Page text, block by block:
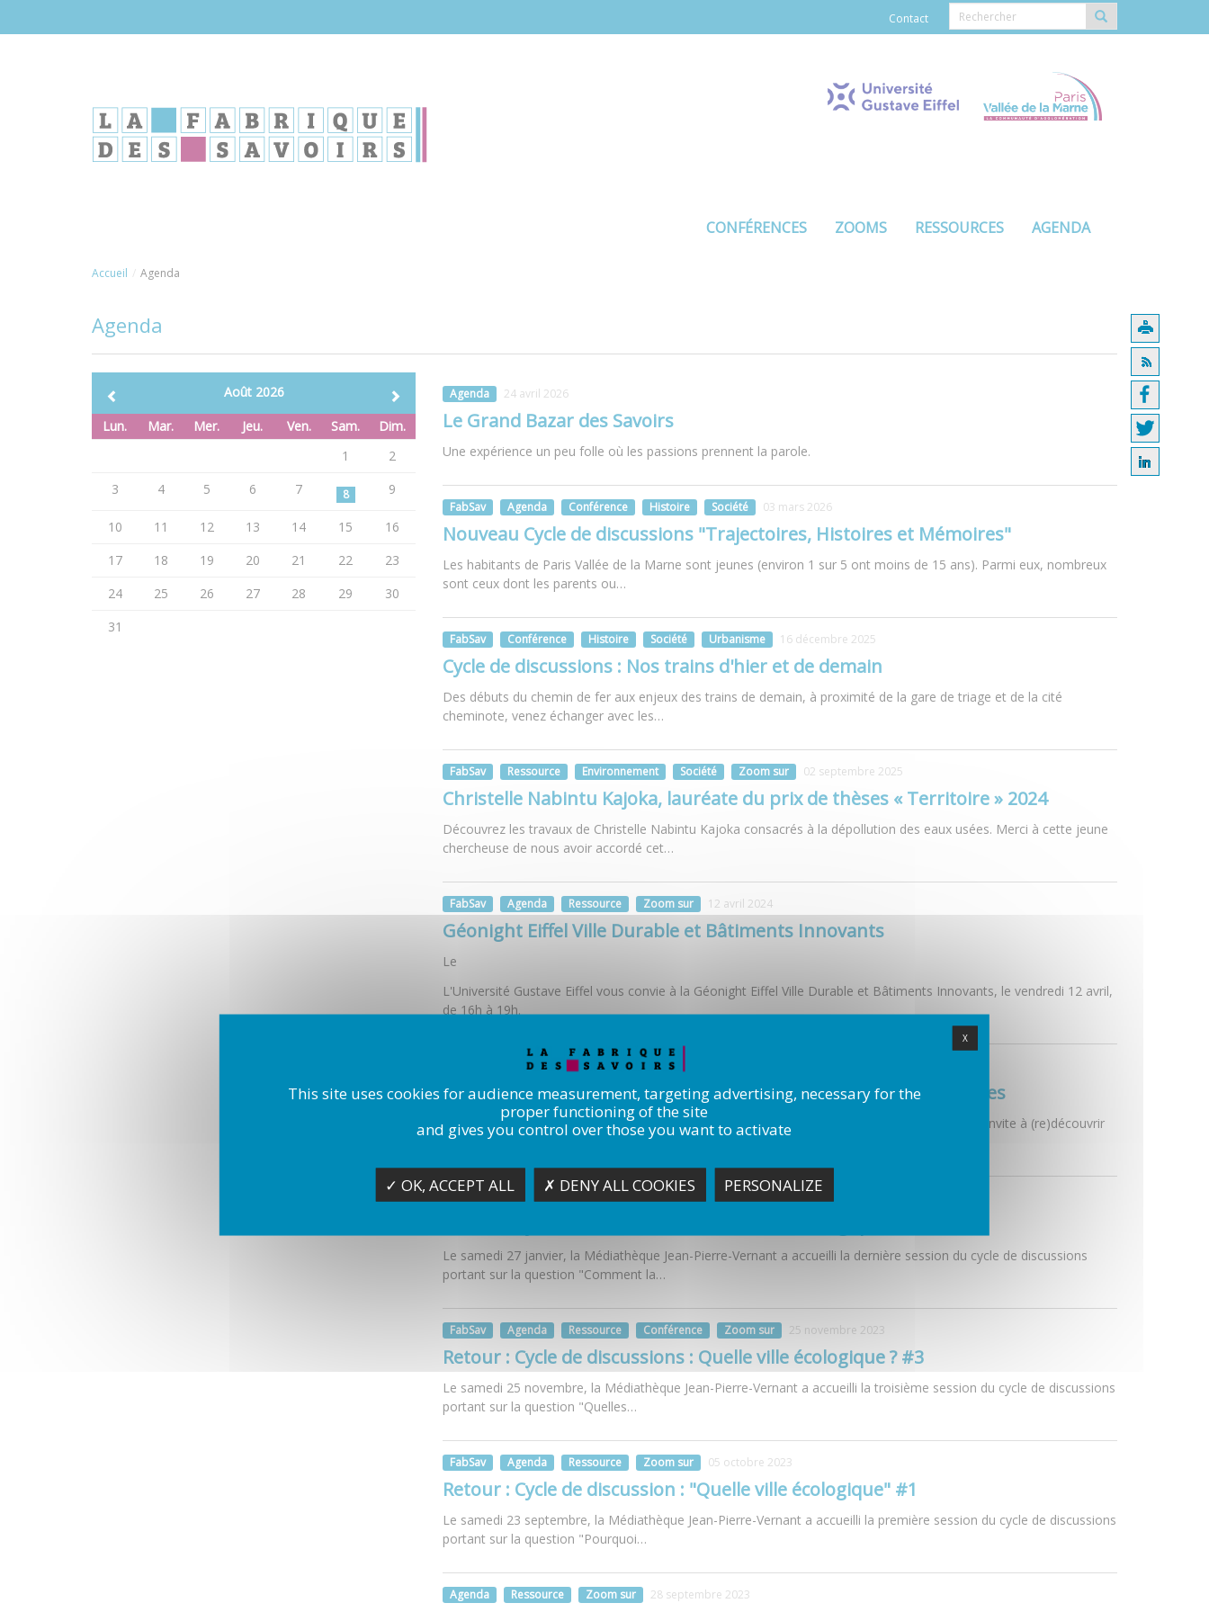
Contact
CONFÉRENCES ZOOMS RESSOURCES AGENDA
Accueil Agenda
Agenda
Août 2026
Lun.
Mar. Mer. Jeu. Ven. Sam.
Dim.
1
2
3
4 5 6 7 8 9
10 11 12 13 14 15
16
17
18 19 20 21 22
23
24
25 26 27 28 29
30
31
Agenda 24 avril 2026
Le Grand Bazar des Savoirs
Une expérience un peu folle où les passions prennent la parole.
FabSav Agenda Conférence Histoire Société 03 mars 2026
Nouveau Cycle de discussions "Trajectoires, Histoires et Mémoires"
Les habitants de Paris Vallée de la Marne sont jeunes (environ 1 sur 5 ont moins de 15 ans). Parmi eux, nombreux
sont ceux dont les parents ou…
FabSav Conférence Histoire Société Urbanisme 16 décembre 2025
Cycle de discussions : Nos trains d'hier et de demain
Des débuts du chemin de fer aux enjeux des trains de demain, à proximité de la gare de triage et de la cité
cheminote, venez échanger avec les…
FabSav Ressource Environnement Société Zoom sur 02 septembre 2025
Christelle Nabintu Kajoka, lauréate du prix de thèses « Territoire » 2024
Découvrez les travaux de Christelle Nabintu Kajoka consacrés à la dépollution des eaux usées. Merci à cette jeune
chercheuse de nous avoir accordé cet…
FabSav Agenda Ressource Zoom sur 12 avril 2024
Géonight Eiffel Ville Durable et Bâtiments Innovants
Le
L'Université Gustave Eiffel vous convie à la Géonight Eiffel Ville Durable et Bâtiments Innovants, le vendredi 12 avril,
de 16h à 19h.
Ressource Thèmes Zoom sur
Podcast - Égalité Femmes-Hommes : la parole est aux scientifiques
À l'occasion de la journée internationale des droits des femmes, la fabrique des savoirs vous invite à (re)découvrir
la série de podcasts que des…
Agenda Ressource Conférence Zoom sur 27 janvier 2024
Le samedi 27 janvier, la Médiathèque Jean-Pierre-Vernant a accueilli la dernière session du cycle de discussions
portant sur la question "Comment la…
FabSav Agenda Ressource Conférence Zoom sur 25 novembre 2023
Retour : Cycle de discussions : Quelle ville écologique ? #3
Le samedi 25 novembre, la Médiathèque Jean-Pierre-Vernant a accueilli la troisième session du cycle de discussions
portant sur la question "Quelles…
FabSav Agenda Ressource Zoom sur 05 octobre 2023
Retour : Cycle de discussion : "Quelle ville écologique" #1
Le samedi 23 septembre, la Médiathèque Jean-Pierre-Vernant a accueilli la première session du cycle de discussions
portant sur la question "Pourquoi…
Agenda Ressource Zoom sur 28 septembre 2023
X
This site uses cookies for audience measurement, targeting advertising, necessary for the
proper functioning of the site
and gives you control over those you want to activate
✓ OK, ACCEPT ALL ✗ DENY ALL COOKIES PERSONALIZE